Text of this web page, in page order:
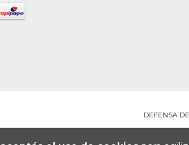
DEFENSA